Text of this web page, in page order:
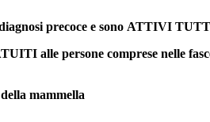
precoce e sono ATTIVI
alle persone comprese nelle
mammella